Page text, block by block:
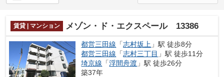
賃貸 | マンション メゾン・ド・エクスペール 13386
都営三田線 「志村坂上 」駅 徒歩8分
都営三田線 「志村三丁目 」駅 徒歩11分
埼京線 「浮間舟渡 」駅 徒歩26分
築37年